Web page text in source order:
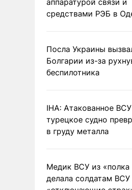
средствами РЭБ в
Посла Украины
Болгарии из-за
беспилотника
IHA: Атакованное ВСУ
турецкое судно
в груду металла
Медик ВСУ из «полка
делала солдатам ВСУ